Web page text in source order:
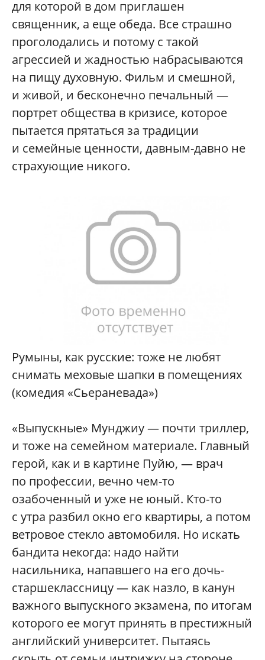
для которой в дом приглашен
священник, а еще обеда. Все страшно
проголодались и потому с такой
агрессией и жадностью набрасываются
на пищу духовную. Фильм и смешной,
и живой, и бесконечно печальный —
портрет общества в кризисе, которое
пытается прятаться за традиции
и семейные ценности, давным-давно не
страхующие никого.
Румыны, как русские: тоже не любят
снимать меховые шапки в помещениях
(комедия «Сьераневада»)
«Выпускные» Мунджиу — почти триллер,
и тоже на семейном материале. Главный
герой, как и в картине Пуйю, — врач
по профессии, вечно чем-то
озабоченный и уже не юный. Кто-то
с утра разбил окно его квартиры, а потом
ветровое стекло автомобиля. Но искать
бандита некогда: надо найти
насильника, напавшего на его дочь-
старшеклассницу — как назло, в канун
важного выпускного экзамена, по итогам
которого ее могут принять в престижный
английский университет. Пытаясь